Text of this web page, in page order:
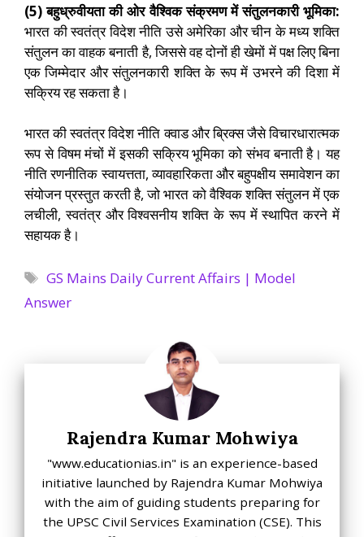
(5) बहुध्रुवीयता की ओर वैश्विक संक्रमण में संतुलनकारी भूमिका:
भारत की स्वतंत्र विदेश नीति उसे अमेरिका और चीन के मध्य शक्ति
संतुलन का वाहक बनाती है, जिससे वह दोनों ही खेमों में पक्ष लिए बिना
एक जिम्मेदार और संतुलनकारी शक्ति के रूप में उभरने की दिशा में
सक्रिय रह सकता है।
भारत की स्वतंत्र विदेश नीति क्वाड और ब्रिक्स जैसे विचारधारात्मक
रूप से विषम मंचों में इसकी सक्रिय भूमिका को संभव बनाती है। यह
नीति रणनीतिक स्वायत्तता, व्यावहारिकता और बहुपक्षीय समावेशन का
संयोजन प्रस्तुत करती है, जो भारत को वैश्विक शक्ति संतुलन में एक
लचीली, स्वतंत्र और विश्वसनीय शक्ति के रूप में स्थापित करने में
सहायक है।
Tags
GS Mains Daily Current Affairs | Model
Answer
Rajendra Kumar Mohwiya
"www.educationias.in" is an experience-based
initiative launched by Rajendra Kumar Mohwiya
with the aim of guiding students preparing for
the UPSC Civil Services Examination (CSE). This